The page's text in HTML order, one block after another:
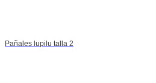
Pañales lupilu talla 2